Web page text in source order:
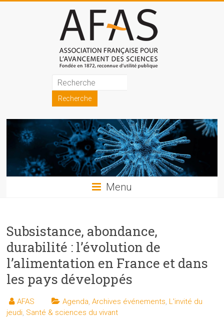
Association
française
pour
l'avancement
des
sciences
les
sciences
et
les
techniques
du
public
Menu
Subsistance, abondance,
durabilité : l’évolution de
l’alimentation en France et dans
les pays développés
AFAS Agenda ,Archives événements L'invité du
jeudi Santé & sciences du vivant